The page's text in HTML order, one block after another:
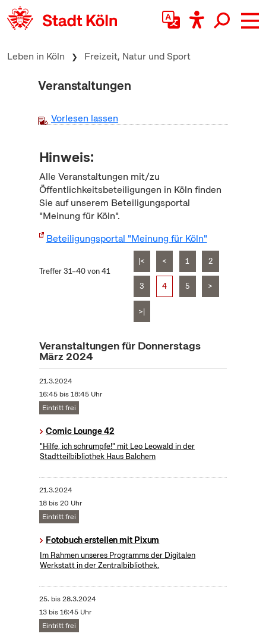
zum Inhalt springen
Leben in Köln Freizeit, Natur und Sport
Veranstaltungen
Vorlesen lassen
Hinweis:
Alle Veranstaltungen mit/zu
Öffentlichkeitsbeteiligungen in Köln finden
Sie auf unserem Beteiligungsportal
"Meinung für Köln".
Beteiligungsportal "Meinung für Köln"
Treffer 31–40 von 41
|< < 1 2
3 4 5 >
>|
Veranstaltungen für Donnerstags
März 2024
21.3.2024
16:45 bis 18:45 Uhr
Eintritt frei
Comic Lounge 42
"Hilfe, ich schrumpfe!" mit Leo Leowald in der
Stadtteilbibliothek Haus Balchem
21.3.2024
18 bis 20 Uhr
Eintritt frei
Fotobuch erstellen mit Pixum
Im Rahmen unseres Programms der Digitalen
Werkstatt in der Zentralbibliothek.
25. bis28.3.2024
13 bis 16:45 Uhr
Eintritt frei